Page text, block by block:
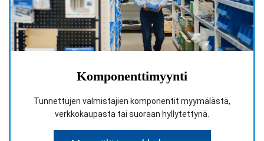
Komponenttimyynti
Tunnettujen valmistajien komponentit myymälästä,
verkkokaupasta tai suoraan hyllytettynä.